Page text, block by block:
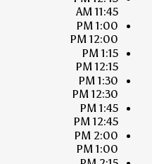
11:45 AM
1:00 PM
12:00 PM
1:15 PM
12:15 PM
1:30 PM
12:30 PM
1:45 PM
12:45 PM
2:00 PM
1:00 PM